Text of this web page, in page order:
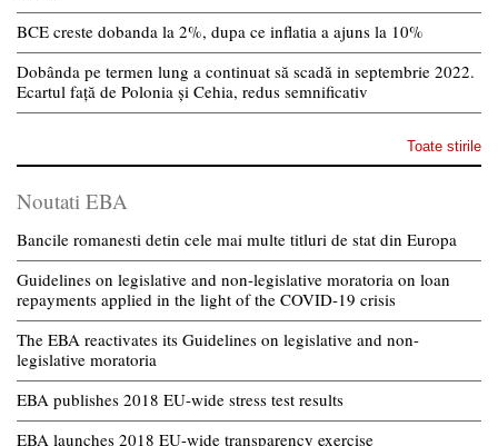
BCE creste dobanda la 2%, dupa ce inflatia a ajuns la 10%
Dobânda pe termen lung a continuat să scadă in septembrie 2022.
Ecartul față de Polonia și Cehia, redus semnificativ
Toate stirile
Noutati EBA
Bancile romanesti detin cele mai multe titluri de stat din Europa
Guidelines on legislative and non-legislative moratoria on loan
repayments applied in the light of the COVID-19 crisis
The EBA reactivates its Guidelines on legislative and non-
legislative moratoria
EBA publishes 2018 EU-wide stress test results
EBA launches 2018 EU-wide transparency exercise